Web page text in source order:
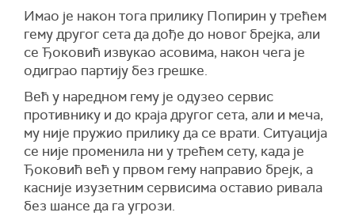
Имао је након тога прилику Попирин у трећем
гему другог сета да дође до новог брејка, али
се Ђоковић извукао асовима, након чега је
одиграо партију без грешке.
Већ у наредном гему је одузео сервис
противнику и до краја другог сета, али и меча,
му није пружио прилику да се врати. Ситуација
се није променила ни у трећем сету, када је
Ђоковић већ у првом гему направио брејк, а
касније изузетним сервисима оставио ривала
без шансе да га угрози.